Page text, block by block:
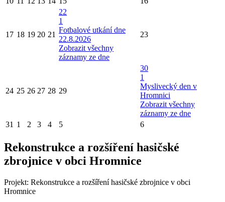
17 18 19 20 21
22
1
Fotbalové utkání dne
22.8.2026
Zobrazit všechny
záznamy ze dne
23
24 25 26 27 28 29
30
1
Myslivecký den v
Hromnici
Zobrazit všechny
záznamy ze dne
31 1 2 3 4 5 6
Rekonstrukce a rozšíření hasičské
zbrojnice v obci Hromnice
Projekt: Rekonstrukce a rozšíření hasičské zbrojnice v obci
Hromnice